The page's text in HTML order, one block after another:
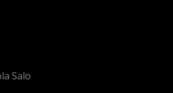
Salo